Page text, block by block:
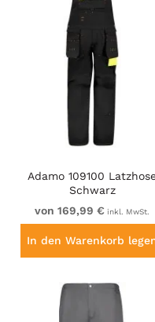
Adamo 109100
Schwarz
von 169,99 € inkl. MwSt.
In den Warenkorb